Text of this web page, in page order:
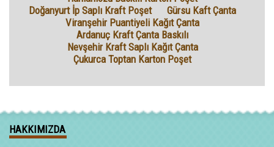
Doğanyurt İp Saplı Kraft Poşet
Gürsu Kaft Çanta
Viranşehir Puantiyeli Kağıt Çanta
Ardanuç Kraft Çanta Baskılı
Nevşehir Kraft Saplı Kağıt Çanta
Çukurca Toptan Karton Poşet
HAKKIMIZDA